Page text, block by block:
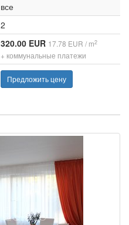
все
2
320.00 EUR 17.78 EUR / m2
+ коммунальные платежи
Предложить цену